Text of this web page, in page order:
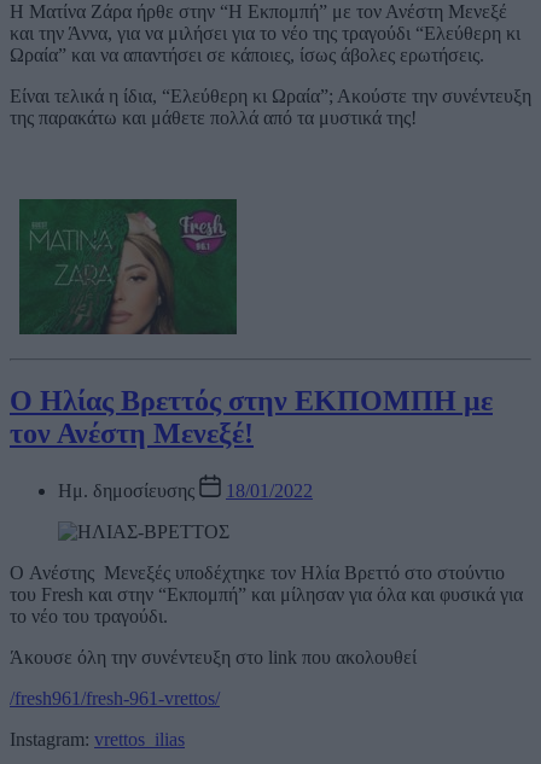
Η Ματίνα Ζάρα ήρθε στην “Η Εκπομπή” με τον Ανέστη Μενεξέ
και την Άννα, για να μιλήσει για το νέο της τραγούδι “Ελεύθερη κι
Ωραία” και να απαντήσει σε κάποιες, ίσως άβολες ερωτήσεις.
Είναι τελικά η ίδια, “Ελεύθερη κι Ωραία”; Ακούστε την συνέντευξη
της παρακάτω και μάθετε πολλά από τα μυστικά της!
O Ηλίας Βρεττός στην ΕΚΠΟΜΠΗ με
τον Ανέστη Μενεξέ!
Ημ. δημοσίευσης 18/01/2022
O Ανέστης Μενεξές υποδέχτηκε τον Ηλία Βρεττό στο στούντιο
του Fresh και στην “Εκπομπή” και μίλησαν για όλα και φυσικά για
το νέο του τραγούδι.
Άκουσε όλη την συνέντευξη στο link που ακολουθεί
/fresh961/fresh-961-vrettos/
Instagram: vrettos_ilias